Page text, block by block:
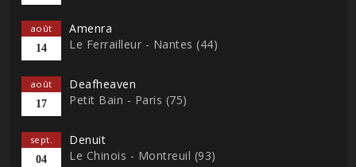
août
14
Amenra
Le Ferrailleur - Nantes (44)
août
17
Deafheaven
Petit Bain - Paris (75)
sept.
04
Denuit
Le Chinois - Montreuil (93)